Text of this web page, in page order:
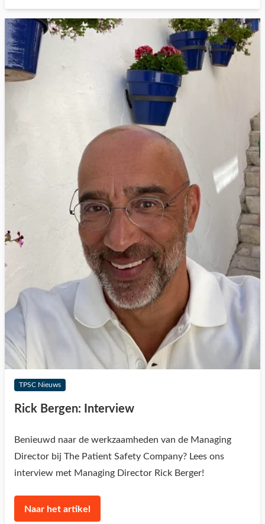
TPSC Nieuws
Rick Bergen: Interview
Benieuwd naar de werkzaamheden van de Managing
Director bij The Patient Safety Company? Lees ons
interview met Managing Director Rick Berger!
Naar het artikel